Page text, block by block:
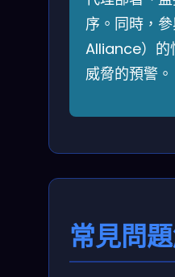
序。同時，
Alliance）的
威脅的預警。
常見問